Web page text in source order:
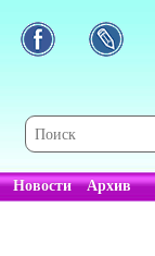
Новости Архив